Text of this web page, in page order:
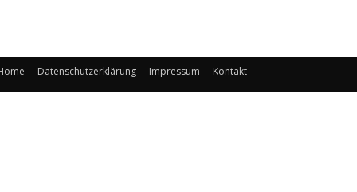
Datenschutzerklärung Impressum Kontakt